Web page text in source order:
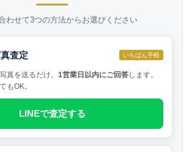
わせて3つの方法からお選びください
査定 いちばん手軽
真を送るだけ。 1営業日以内にご回答します。
もOK。
LINEで査定する